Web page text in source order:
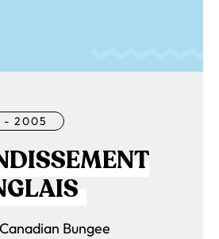
- 2005
Bungee